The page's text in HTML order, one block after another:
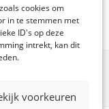
cookies om
in te stemmen met
ID's op deze
intrekt, kan dit
voorkeuren